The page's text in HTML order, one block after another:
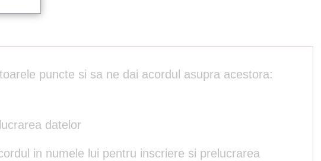
puncte si sa ne dai acordul asupra acestora:
datelor
in numele lui pentru inscriere si prelucrarea